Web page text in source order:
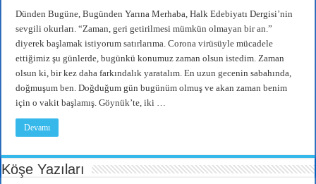
Dünden Bugüne, Bugünden Yarına Merhaba, Halk Edebiyatı Dergisi’nin
sevgili okurları. “Zaman, geri getirilmesi mümkün olmayan bir an.”
diyerek başlamak istiyorum satırlarıma. Corona virüsüyle mücadele
ettiğimiz şu günlerde, bugünkü konumuz zaman olsun istedim. Zaman
olsun ki, bir kez daha farkındalık yaratalım. En uzun gecenin sabahında,
doğmuşum ben. Doğduğum gün bugünüm olmuş ve akan zaman benim
için o vakit başlamış. Göynük’te, iki …
Devamı
Köşe Yazıları